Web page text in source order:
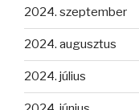
2024. szeptember
2024. augusztus
2024. július